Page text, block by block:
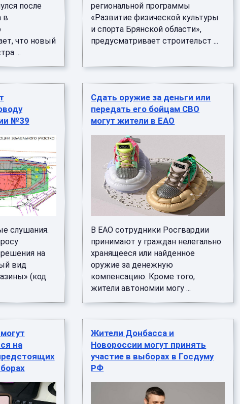
после
в
что новый
...
региональной программы
«Развитие физической культуры
и спорта Брянской области»,
предусматривает строительст ...
№39
слушания.
на
вид
(код
Сдать оружие за деньги или
передать его бойцам СВО
могут жители в ЕАО
В ЕАО сотрудники Росгвардии
принимают у граждан нелегально
хранящееся или найденное
оружие за денежную
компенсацию. Кроме того,
жители автономии могу ...
на
Жители Донбасса и
Новороссии могут принять
участие в выборах в Госдуму
РФ